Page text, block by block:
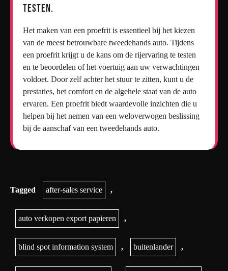
testen.
Het maken van een proefrit is essentieel bij het kiezen
van de meest betrouwbare tweedehands auto. Tijdens
een proefrit krijgt u de kans om de rijervaring te testen
en te beoordelen of het voertuig aan uw verwachtingen
voldoet. Door zelf achter het stuur te zitten, kunt u de
prestaties, het comfort en de algehele staat van de auto
ervaren. Een proefrit biedt waardevolle inzichten die u
helpen bij het nemen van een weloverwogen beslissing
bij de aanschaf van een tweedehands auto.
Tagged after-sales service ,
auto verkopen export papieren ,
blind spot information system , buitenlander ,